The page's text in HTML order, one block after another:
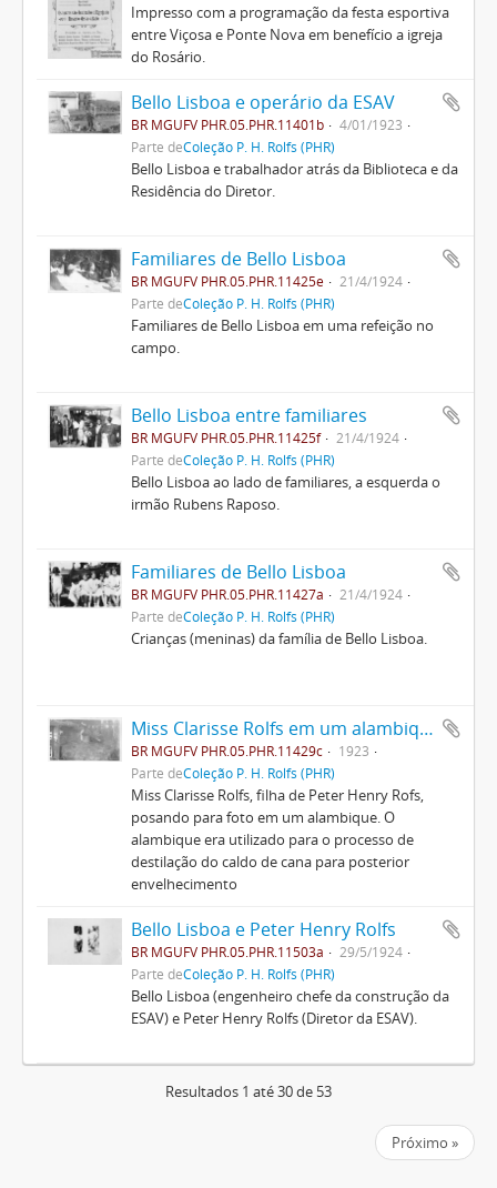
Impresso com a programação da festa esportiva
entre Viçosa e Ponte Nova em benefício a igreja
do Rosário.
Bello Lisboa e operário da ESAV
BR MGUFV PHR.05.PHR.11401b
4/01/1923
Parte deColeção P. H. Rolfs (PHR)
Bello Lisboa e trabalhador atrás da Biblioteca e da
Residência do Diretor.
Familiares de Bello Lisboa
BR MGUFV PHR.05.PHR.11425e
21/4/1924
Parte deColeção P. H. Rolfs (PHR)
Familiares de Bello Lisboa em uma refeição no
campo.
Bello Lisboa entre familiares
BR MGUFV PHR.05.PHR.11425f
21/4/1924
Parte deColeção P. H. Rolfs (PHR)
Bello Lisboa ao lado de familiares, a esquerda o
irmão Rubens Raposo.
Familiares de Bello Lisboa
BR MGUFV PHR.05.PHR.11427a
21/4/1924
Parte deColeção P. H. Rolfs (PHR)
Crianças (meninas) da família de Bello Lisboa.
Miss Clarisse Rolfs em um alambique
BR MGUFV PHR.05.PHR.11429c
1923
Parte deColeção P. H. Rolfs (PHR)
Miss Clarisse Rolfs, filha de Peter Henry Rofs,
posando para foto em um alambique. O
alambique era utilizado para o processo de
destilação do caldo de cana para posterior
envelhecimento
Bello Lisboa e Peter Henry Rolfs
BR MGUFV PHR.05.PHR.11503a
29/5/1924
Parte deColeção P. H. Rolfs (PHR)
Bello Lisboa (engenheiro chefe da construção da
ESAV) e Peter Henry Rolfs (Diretor da ESAV).
Resultados 1 até 30 de 53
Próximo »